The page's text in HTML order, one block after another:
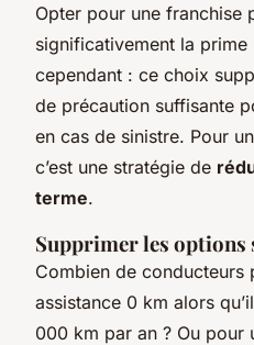
Opter pour une franchise
significativement la prime
cependant : ce choix
de précaution suffisante
en cas de sinistre. Pour
c’est une stratégie de
terme.
Supprimer les options
Combien de conducteurs
assistance 0 km alors
000 km par an ? Ou pour